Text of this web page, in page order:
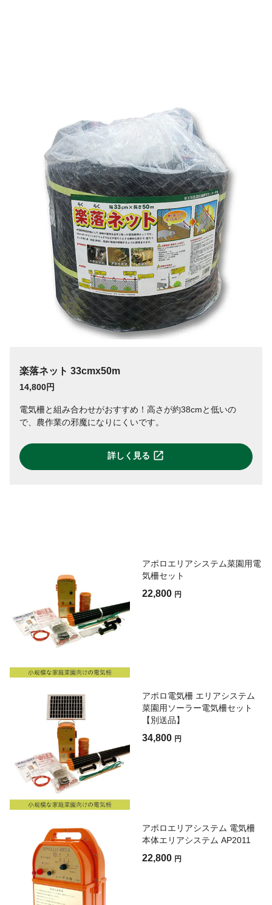
楽落ネット 33cmx50m
14,800円
電気柵と組み合わせがおすすめ！高さが約38cmと低いの
で、農作業の邪魔になりにくいです。
詳しく見る
アポロエリアシステム菜園用電
気柵セット
22,800 円
アポロ電気柵 エリアシステム
菜園用ソーラー電気柵セット
【別送品】
34,800 円
アポロエリアシステム 電気柵
本体エリアシステム AP2011
22,800 円